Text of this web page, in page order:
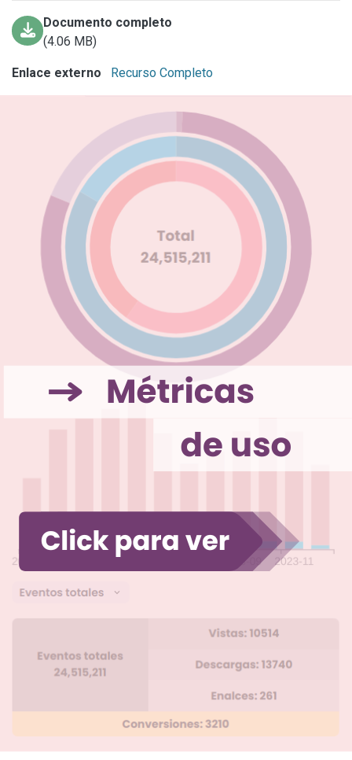
Documento completo
(4.06 MB)
Enlace externo Recurso Completo